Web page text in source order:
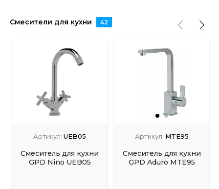
Смесители для кухни 42
Артикул: UEB05
Смеситель для кухни
GPD Nino UEB05
Артикул: MTE95
Смеситель для кухни
GPD Aduro MTE95